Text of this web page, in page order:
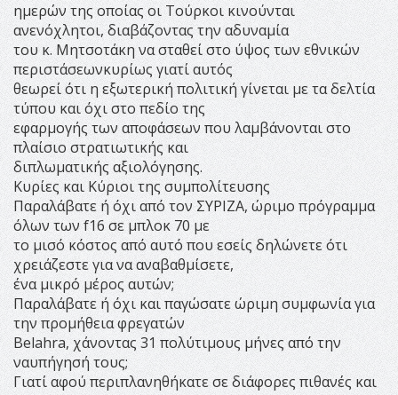
ημερών της οποίας οι Τούρκοι κινούνται
ανενόχλητοι, διαβάζοντας την αδυναμία
του κ. Μητσοτάκη να σταθεί στο ύψος των εθνικών
περιστάσεωνκυρίως γιατί αυτός
θεωρεί ότι η εξωτερική πολιτική γίνεται με τα δελτία
τύπου και όχι στο πεδίο της
εφαρμογής των αποφάσεων που λαμβάνονται στο
πλαίσιο στρατιωτικής και
διπλωματικής αξιολόγησης.
Κυρίες και Κύριοι της συμπολίτευσης
Παραλάβατε ή όχι από τον ΣΥΡΙΖΑ, ώριμο πρόγραμμα
όλων των f16 σε μπλοκ 70 με
το μισό κόστος από αυτό που εσείς δηλώνετε ότι
χρειάζεστε για να αναβαθμίσετε,
ένα μικρό μέρος αυτών;
Παραλάβατε ή όχι και παγώσατε ώριμη συμφωνία για
την προμήθεια φρεγατών
Belahra, χάνοντας 31 πολύτιμους μήνες από την
ναυπήγησή τους;
Γιατί αφού περιπλανηθήκατε σε διάφορες πιθανές και